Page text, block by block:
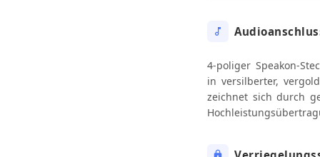
4-poliger Speakon-
in versilberter,
zeichnet sich durch